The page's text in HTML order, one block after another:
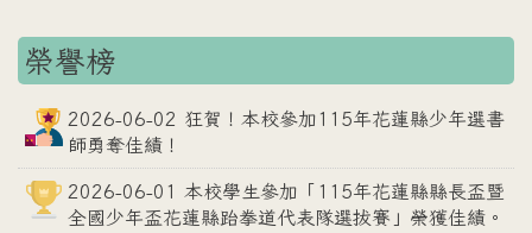
榮譽榜
2026-06-02 狂賀！本校參加115年花蓮縣少年選書
師勇奪佳績！
2026-06-01 本校學生參加「115年花蓮縣縣長盃暨
全國少年盃花蓮縣跆拳道代表隊選拔賽」榮獲佳績。